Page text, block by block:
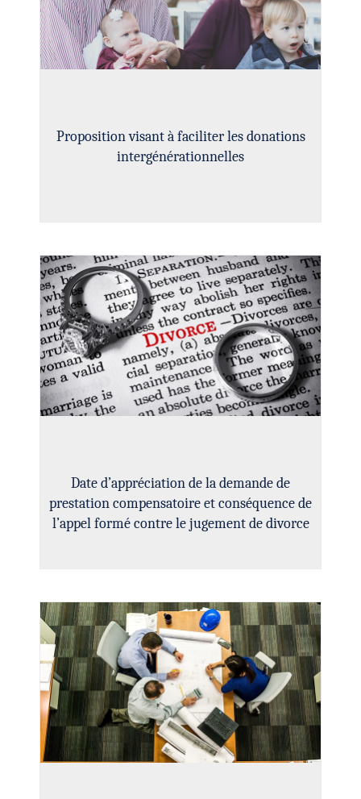
Proposition visant à faciliter les donations
intergénérationnelles
Date d’appréciation de la demande de
prestation compensatoire et conséquence de
l’appel formé contre le jugement de divorce